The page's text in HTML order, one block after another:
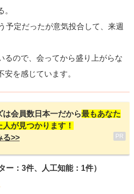
予定だったが意気投合して、来週
るので、会ってから盛り上がらな
を感じています。
は会員数日本一だから最もあなた
人が見つかります！
る>>
PR
ー：3件、人工知能：1件）